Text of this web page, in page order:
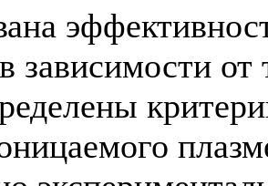
зависимости от